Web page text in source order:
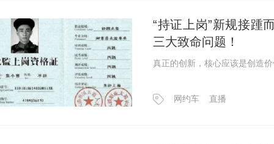
“持证上岗”新规接踵
三大致命问题！
真正的创新，核心应该是创造
网约车 直播